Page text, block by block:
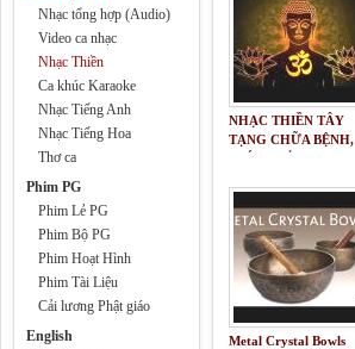
Nhạc tổng hợp (Audio)
Video ca nhạc
Nhạc Thiền
Ca khúc Karaoke
Nhạc Tiếng Anh
Nhạc Tiếng Hoa
Thơ ca
Phim PG
Phim Lẻ PG
Phim Bộ PG
Phim Hoạt Hình
Phim Tài Liệu
Cải lương Phật giáo
English
NHẠC THIỀN TÂY
TẠNG CHỮA BỆNH,
NHỮNG ĐIỀU XẤU
TRONG TÂM HỒN
Metal Crystal Bowls